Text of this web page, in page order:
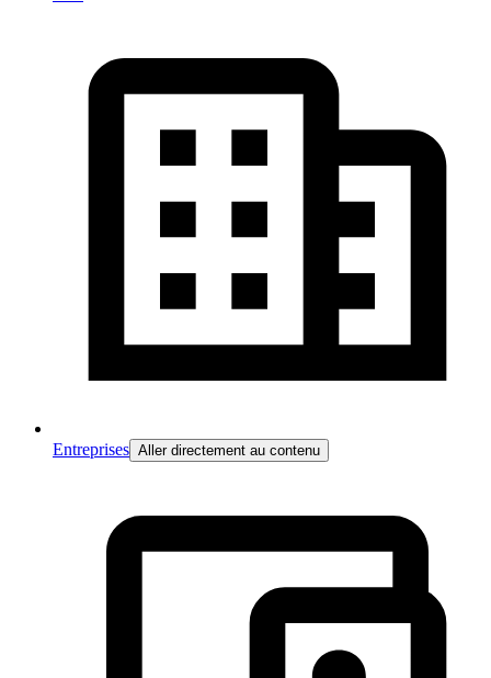
Entreprises Aller directement au contenu